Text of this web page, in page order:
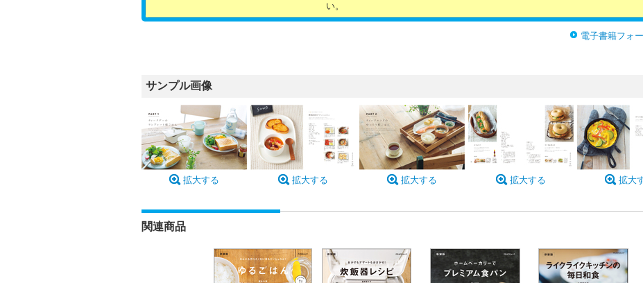
い。
電子書籍フォ
サンプル画像
拡大する 拡大する 拡大する 拡大する 拡大
関連商品